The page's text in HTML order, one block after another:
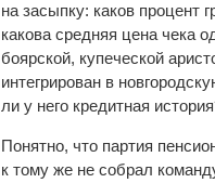
на засыпку: каков процент
какова средняя цена чека
боярской, купеческой
интегрирован в
ли у него кредитная
Понятно, что партия
к тому же не собрал